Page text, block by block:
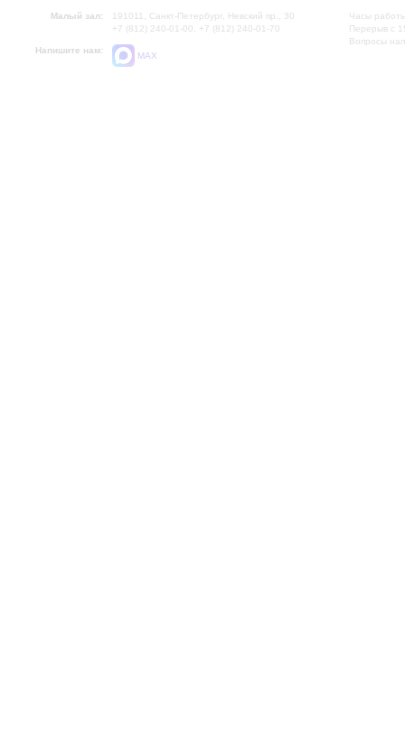
Малый зал:
191011, Санкт-Петербург, Невский пр., 30
+7 (812) 240-01-00, +7 (812) 240-01-70
Напишите нам:
MAX
Часы
Перерыв с
Вопросы